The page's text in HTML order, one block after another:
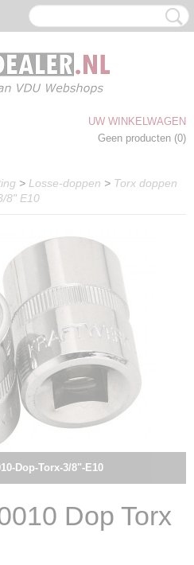
UW WINKELWAGEN
Geen producten (0)
> Losse-doppen > Torx doppen
8" E10
Dop-Torx-3/8"-E10
Dop Torx